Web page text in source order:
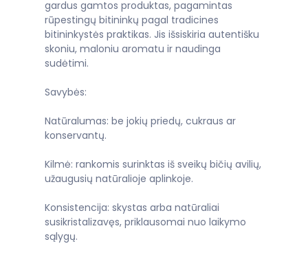
gardus gamtos produktas, pagamintas
rūpestingų bitininkų pagal tradicines
bitininkystės praktikas. Jis išsiskiria autentišku
skoniu, maloniu aromatu ir naudinga
sudėtimi.
Savybės:
Natūralumas: be jokių priedų, cukraus ar
konservantų.
Kilmė: rankomis surinktas iš sveikų bičių avilių,
užaugusių natūralioje aplinkoje.
Konsistencija: skystas arba natūraliai
susikristalizavęs, priklausomai nuo laikymo
sąlygų.